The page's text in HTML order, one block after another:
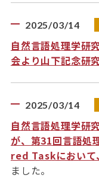
2025/03/14
自然言語処理学研
会より山下記念研
2025/03/14
自然言語処理学研
が、第31回言語処
red Taskにおい
ました。